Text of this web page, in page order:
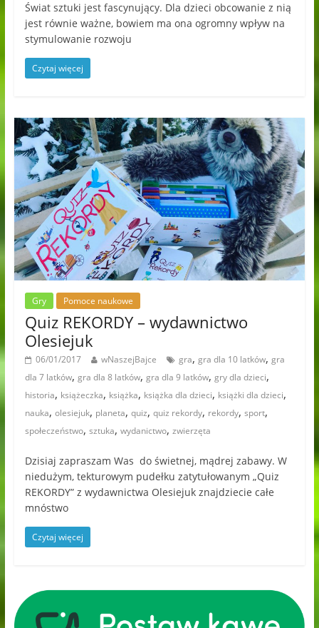
Świat sztuki jest fascynujący. Dla dzieci obcowanie z nią
jest równie ważne, bowiem ma ona ogromny wpływ na
stymulowanie rozwoju
Czytaj więcej
Gry Pomoce naukowe
Quiz REKORDY – wydawnictwo
Olesiejuk
06/01/2017 wNaszejBajce gra, gra dla 10 latków, gra
dla 7 latków, gra dla 8 latków, gra dla 9 latków, gry dla dzieci,
historia, książeczka, książka, książka dla dzieci, książki dla dzieci,
nauka, olesiejuk, planeta, quiz, quiz rekordy, rekordy, sport,
społeczeństwo, sztuka, wydanictwo, zwierzęta
Dzisiaj zapraszam Was do świetnej, mądrej zabawy. W
niedużym, tekturowym pudełku zatytułowanym „Quiz
REKORDY” z wydawnictwa Olesiejuk znajdziecie całe
mnóstwo
Czytaj więcej